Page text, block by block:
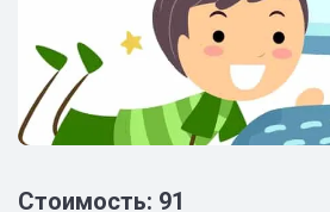
Стоимость: 91